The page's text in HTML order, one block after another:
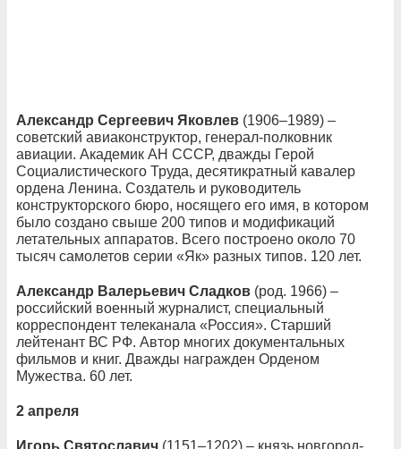
Александр Сергеевич Яковлев (1906–1989) –
советский авиаконструктор, генерал-полковник
авиации. Академик АН СССР, дважды Герой
Социалистического Труда, десятикратный кавалер
ордена Ленина. Создатель и руководитель
конструкторского бюро, носящего его имя, в котором
было создано свыше 200 типов и модификаций
летательных аппаратов. Всего построено около 70
тысяч самолетов серии «Як» разных типов. 120 лет.
Александр Валерьевич Сладков (род. 1966) –
российский военный журналист, специальный
корреспондент телеканала «Россия». Старший
лейтенант ВС РФ. Автор многих документальных
фильмов и книг. Дважды награжден Орденом
Мужества. 60 лет.
2 апреля